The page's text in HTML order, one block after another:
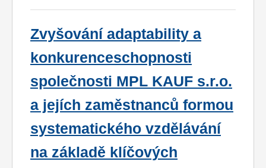
Zvyšování adaptability a
konkurenceschopnosti
společnosti MPL KAUF s.r.o.
a jejích zaměstnanců formou
systematického vzdělávání
na základě klíčových